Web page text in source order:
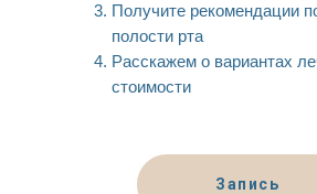
Получите рекомендации
полости рта
Расскажем о вариантах
стоимости
Запись